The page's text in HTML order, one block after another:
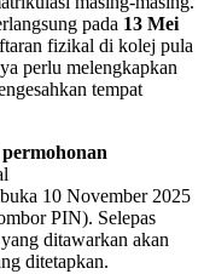
pada 13 Mei
fizikal di kolej pula
perlu melengkapkan
tempat
permohonan
10 November 2025
PIN). Selepas
ditawarkan akan
ditetapkan.